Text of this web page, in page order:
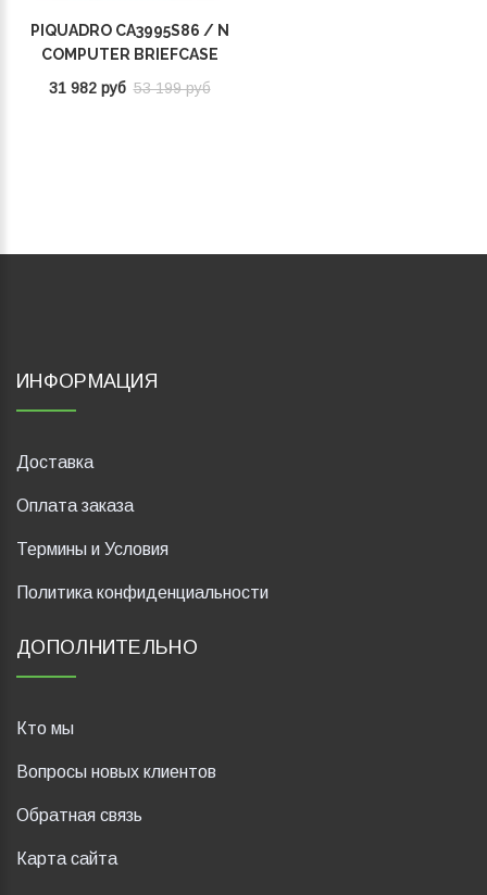
PIQUADRO CA3995S86 / N
COMPUTER BRIEFCASE
15.6
31 982 руб 53 199 руб
ИНФОРМАЦИЯ
Доставка
Оплата заказа
Термины и Условия
Политика конфиденциальности
ДОПОЛНИТЕЛЬНО
Кто мы
Вопросы новых клиентов
Обратная связь
Карта сайта